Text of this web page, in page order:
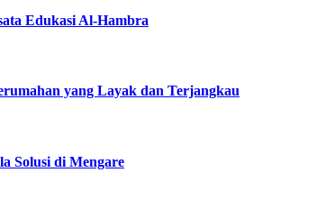
Edukasi Al-Hambra
yang Layak dan Terjangkau
Solusi di Mengare